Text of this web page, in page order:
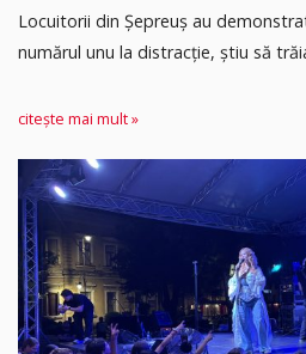
Locuitorii din Șepreuș au
numărul unu la distracție, știu să
citește mai mult »